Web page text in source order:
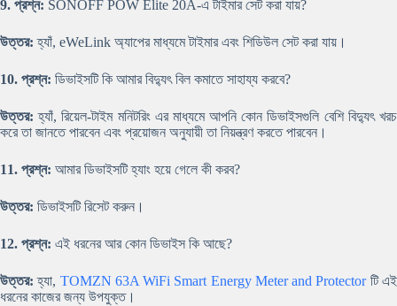
9. প্রশ্ন: SONOFF POW Elite 20A-এ টাইমার সেট করা যায়?
উত্তর: হ্যাঁ, eWeLink অ্যাপের মাধ্যমে টাইমার এবং শিডিউল সেট করা যায়।
10. প্রশ্ন: ডিভাইসটি কি আমার বিদ্যুৎ বিল কমাতে সাহায্য করবে?
উত্তর: হ্যাঁ, রিয়েল-টাইম মনিটরিং এর মাধ্যমে আপনি কোন ডিভাইসগুলি বেশি বিদ্যুৎ খরচ
করে তা জানতে পারবেন এবং প্রয়োজন অনুযায়ী তা নিয়ন্ত্রণ করতে পারবেন।
11. প্রশ্ন: আমার ডিভাইসটি হ্যাং হয়ে গেলে কী করব?
উত্তর: ডিভাইসটি রিসেট করুন।
12. প্রশ্ন: এই ধরনের আর কোন ডিভাইস কি আছে?
উত্তর: হ্যা, TOMZN 63A WiFi Smart Energy Meter and Protectorটি এই
ধরনের কাজের জন্য উপযুক্ত।